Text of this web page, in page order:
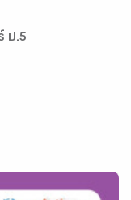
ป.5